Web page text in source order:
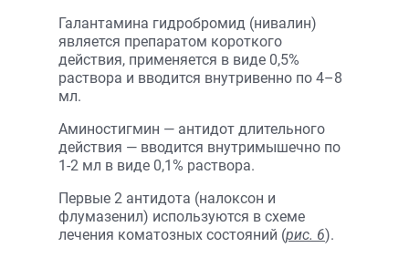
Галантамина гидробромид (нивалин)
является препаратом короткого
действия, применяется в виде 0,5%
раствора и вводится внутривенно по 4–8
мл.
Аминостигмин — антидот длительного
действия — вводится внутримышечно по
1-2 мл в виде 0,1% раствора.
Первые 2 антидота (налоксон и
флумазенил) используются в схеме
лечения коматозных состояний (рис. 6).